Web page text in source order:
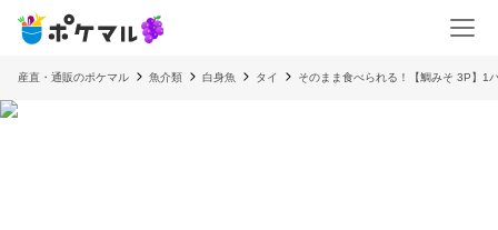
産直・通販のポケマル 魚介類 白身魚 タイ そのまま食べられる！【鯛みそ 3P】1